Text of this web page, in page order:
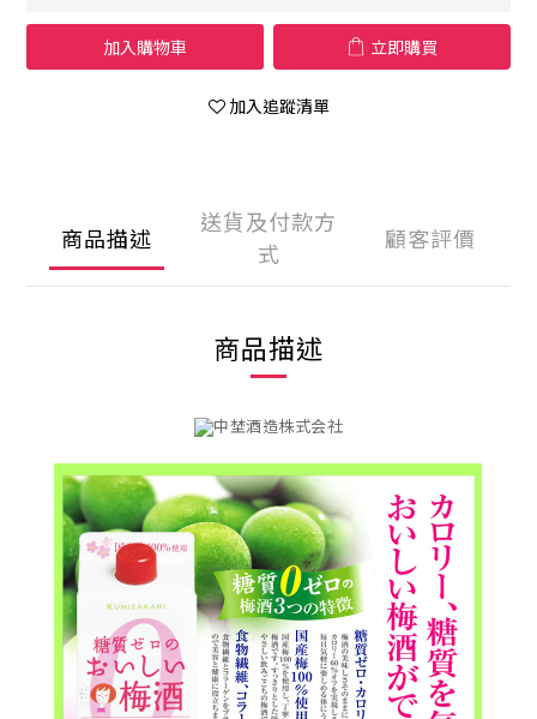
加入購物車 立即購買
加入追蹤清單
商品描述
送貨及付款方
式
顧客評價
商品描述